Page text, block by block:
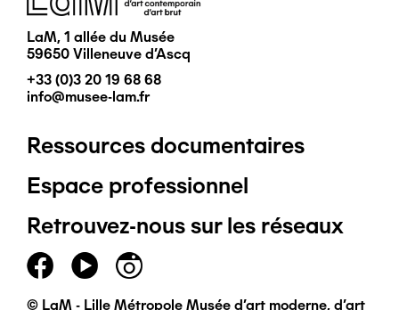
LaM, 1 allée du Musée
59650 Villeneuve d'Ascq
+33 (0)3 20 19 68 68
info@musee-lam.fr
Pied
de
page
principal
Ressources documentaires
Espace professionnel
Retrouvez-nous sur les réseaux
© LaM - Lille Métropole Musée d'art moderne, d'art